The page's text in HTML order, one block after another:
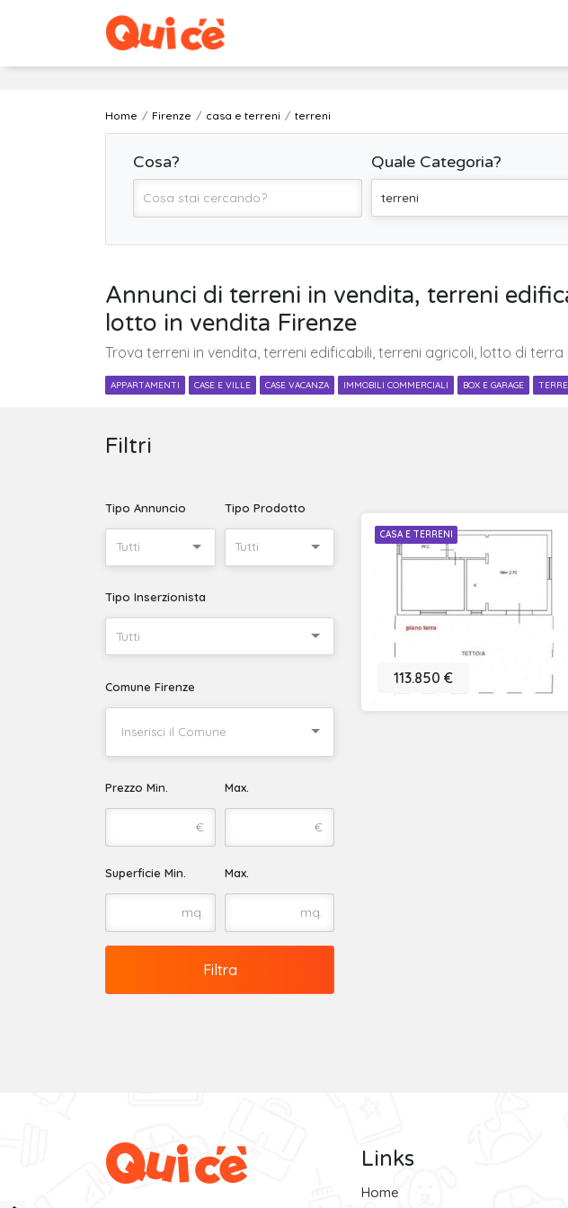
Home Firenze casa e terreni terreni
Cosa? Quale Categoria?
terreni
Annunci di terreni in vendita, terreni
lotto in vendita Firenze
Trova terreni in vendita, terreni edificabili, terreni agricoli, lotto di
APPARTAMENTI CASE E VILLE CASE VACANZA IMMOBILI COMMERCIALI BOX E GARAGE
Filtri
Tipo Annuncio
Tutti
Tipo Prodotto
Tutti
Tipo Inserzionista
Tutti
Comune Firenze
Prezzo Min.
€
Max.
€
Superficie Min.
mq.
Max.
mq.
Filtra
CASA E TERRENI
113.850 €
Links
Home